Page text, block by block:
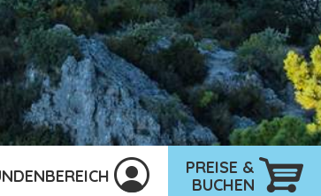
PREISE &
BUCHEN